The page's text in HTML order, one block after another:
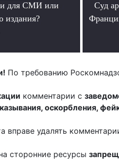
для СМИ или
издания?
Суд
По требованию
комментарии с
оскорбления,
вправе удалять
сторонние ресурсы